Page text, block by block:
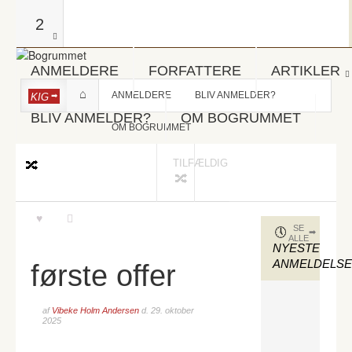
2
ANMELDERE FORFATTERE ARTIKLER
BLIV ANMELDER? OM BOGRUMMET
KIG ANMELDERE BLIV ANMELDER?
OM BOGRUMMET
TILFÆLDIG
første offer
af Vibeke Holm Andersen d. 29. oktober
2025
NYESTE
SE
ALLE